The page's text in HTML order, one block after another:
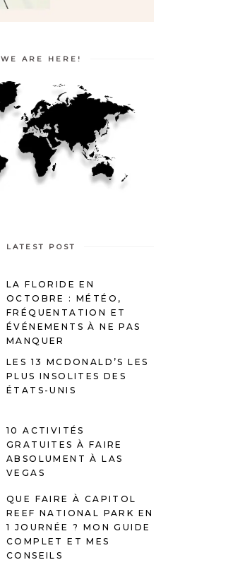
WE ARE HERE!
LATEST POST
LA FLORIDE EN
OCTOBRE : MÉTÉO,
FRÉQUENTATION ET
ÉVÉNEMENTS À NE PAS
MANQUER
LES 13 MCDONALD’S LES
PLUS INSOLITES DES
ÉTATS-UNIS
10 ACTIVITÉS
GRATUITES À FAIRE
ABSOLUMENT À LAS
VEGAS
QUE FAIRE À CAPITOL
REEF NATIONAL PARK EN
1 JOURNÉE ? MON GUIDE
COMPLET ET MES
CONSEILS